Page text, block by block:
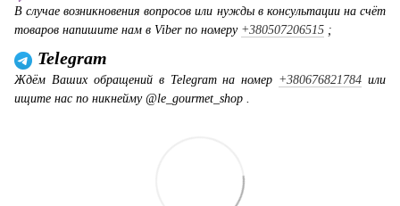
В случае возникновения вопросов или нужды в консультации на счёт
товаров напишите нам в Viber по номеру +380507206515 ;
Telegram
Ждём Ваших обращений в Telegram на номер +380676821784 или
ищите нас по никнейму @le_gourmet_shop .